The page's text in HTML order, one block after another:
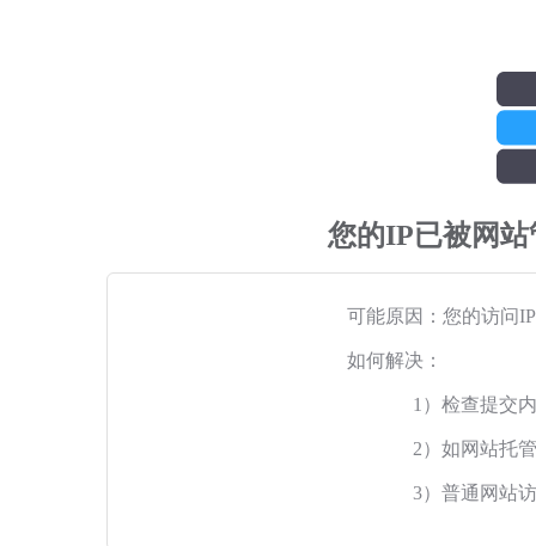
您的IP已被网
可能原因：您的访问
如何解决：
1）检查提交
2）如网站托
3）普通网站